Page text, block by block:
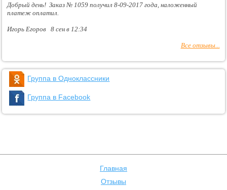
Добрый день! Заказ № 1059 получил 8-09-2017 года, наложенный
платеж оплатил.
Игорь Егоров 8 сен в 12:34
Все отзывы...
Группа в Одноклассники
Группа в Facebook
Главная
Отзывы